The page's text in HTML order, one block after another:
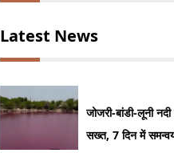
Latest News
जोजरी-बांडी-लूनी
सख्त, 7 दिन में